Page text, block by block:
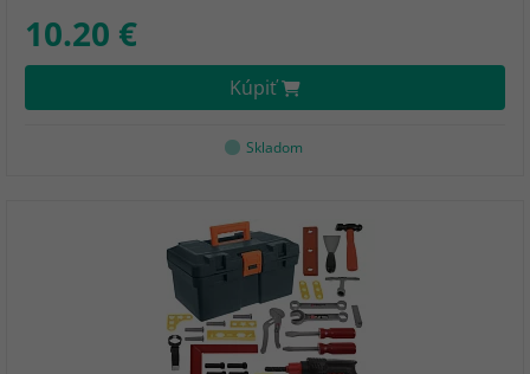
10.20 €
Kúpiť
Skladom